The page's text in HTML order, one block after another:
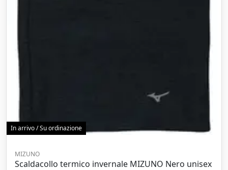
In arrivo / Su ordinazione
MIZUNO
Scaldacollo termico invernale MIZUNO Nero unisex